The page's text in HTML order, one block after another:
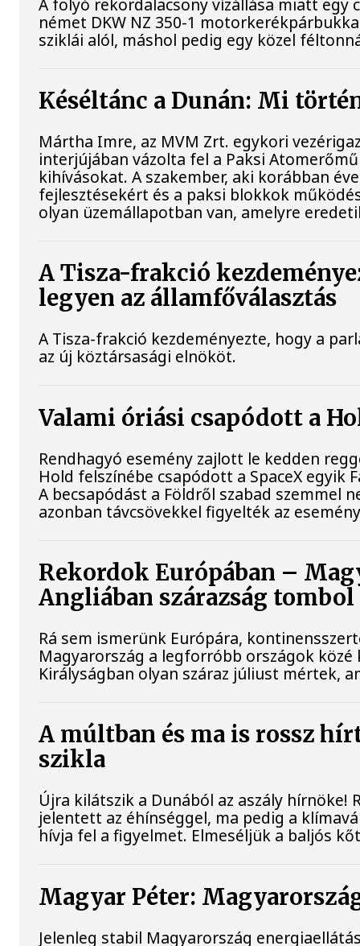
német DKW NZ 350-1
sziklái alól, máshol pedig egy közel
Késéltánc a Dunán: Mi
Mártha Imre, az MVM Zrt. egykori
interjújában vázolta fel a Paksi
kihívásokat. A szakember, aki korábban
fejlesztésekért és a paksi blokkok
olyan üzemállapotban van, amelyre
A Tisza-frakció
legyen az államfőválasztás
A Tisza-frakció kezdeményezte, hogy a
az új köztársasági elnököt.
Valami óriási csapódott a
Rendhagyó esemény zajlott le kedden
Hold felszínébe csapódott a SpaceX egyik
A becsapódást a Földről szabad szemmel
azonban távcsövekkel figyelték az
Rekordok Európában –
Angliában szárazság tombol
Rá sem ismerünk Európára,
Magyarország a legforróbb országok
Királyságban olyan száraz júliust mértek,
A múltban és ma is rossz
szikla
Újra kilátszik a Dunából az aszály hírnöke!
jelentett az éhínséggel, ma pedig a
hívja fel a figyelmet. Elmeséljük a baljós
Magyar Péter:
Jelenleg stabil Magyarország